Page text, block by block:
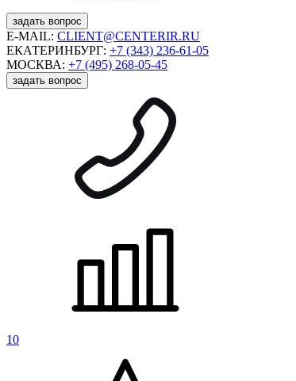
задать вопрос
E-MAIL: CLIENT@CENTERIR.RU
ЕКАТЕРИНБУРГ: +7 (343) 236-61-05
МОСКВА: +7 (495) 268-05-45
задать вопрос
10